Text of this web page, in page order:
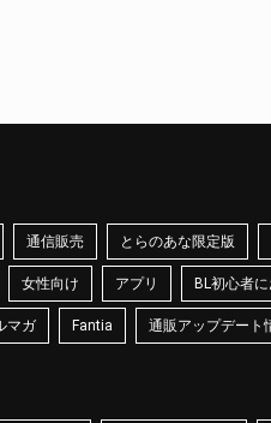
通信販売 とらのあな限定版
女性向け アプリ BL初心者
マガ Fantia 通販アップデート